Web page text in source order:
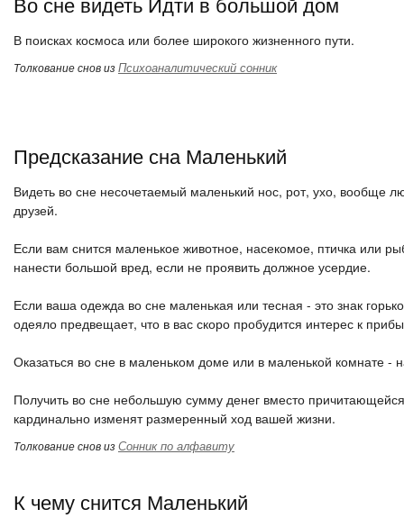
В поисках космоса или более широкого жизненного пути.
Толкование снов изПсихоаналитический сонник
Предсказание сна Маленький
Видеть во сне несочетаемый маленький нос, рот, ухо, вообще
друзей.
Если вам снится маленькое животное, насекомое, птичка или
нанести большой вред, если не проявить должное усердие.
Если ваша одежда во сне маленькая или тесная - это знак
одеяло предвещает, что в вас скоро пробудится интерес к
Оказаться во сне в маленьком доме или в маленькой комнате -
Получить во сне небольшую сумму денег вместо
кардинально изменят размеренный ход вашей жизни.
Толкование снов изСонник по алфавиту
К чему снится Маленький